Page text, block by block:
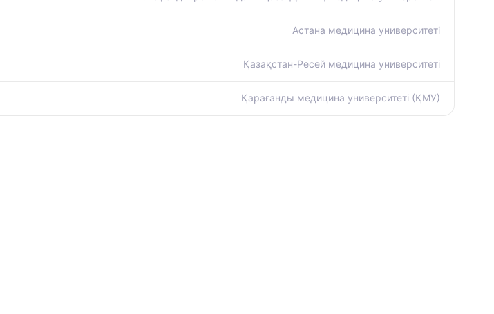
Астана медицина университеті
Қазақстан-Ресей медицина университеті
Қарағанды медицина университеті (ҚМУ)